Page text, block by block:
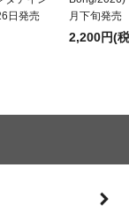
Remix + Original
発売
RINGS (2026) 12
-
月4日発売
RECORDS
- live 26' @ Haisai
日発売
月下旬発売
2,200円(